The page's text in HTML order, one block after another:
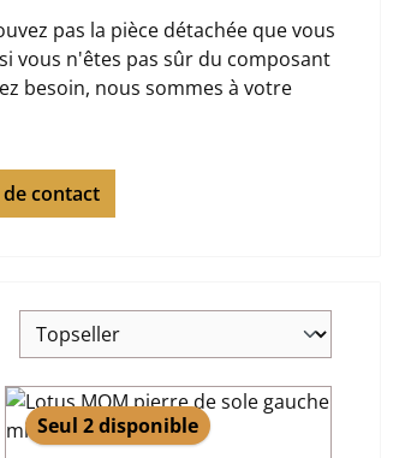
pas la pièce détachée que vous
vous n'êtes pas sûr du composant
besoin, nous sommes à votre
contact
Seul 2 disponible